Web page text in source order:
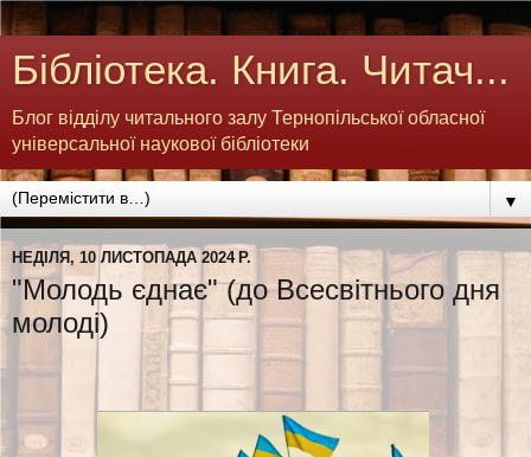
Бібліотека. Книга. Читач...
Блог відділу читального залу Тернопільської обласної
універсальної наукової бібліотеки
▼
НЕДІЛЯ, 10 ЛИСТОПАДА 2024 Р.
"Молодь єднає" (до Всесвітнього дня
молоді)